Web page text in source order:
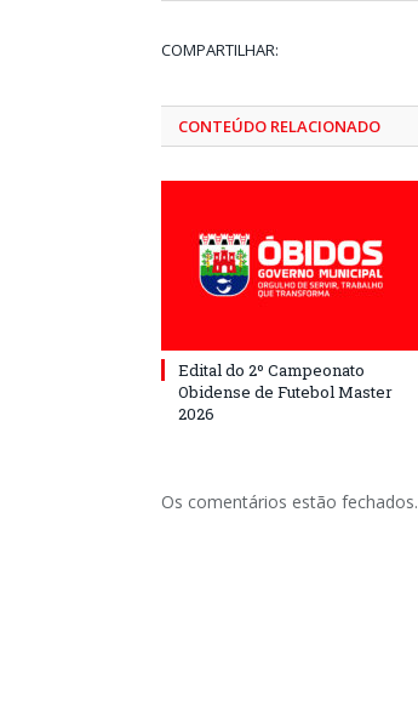
COMPARTILHAR:
CONTEÚDO RELACIONADO
Edital do 2º Campeonato
Obidense de Futebol Master
2026
Os comentários estão fechados.